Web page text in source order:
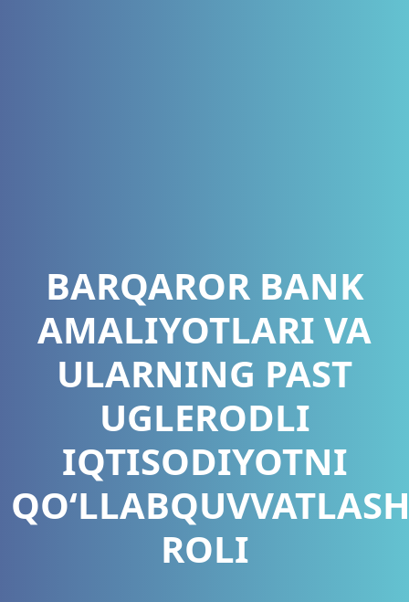
BARQAROR BANK
AMALIYOTLARI VA
ULARNING PAST
UGLERODLI
IQTISODIYOTNI
ROLI